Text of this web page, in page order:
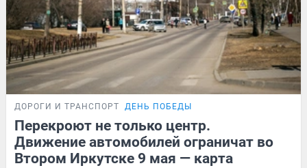
ДОРОГИ И ТРАНСПОРТ ДЕНЬ ПОБЕДЫ
Перекроют не только центр.
Движение автомобилей ограничат во
Втором Иркутске 9 мая — карта